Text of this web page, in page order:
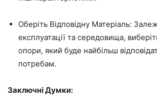
Оберіть Відповідну Матеріаль:
експлуатації та середовища,
опори, який буде найбільш
потребам.
Заключні Думки: